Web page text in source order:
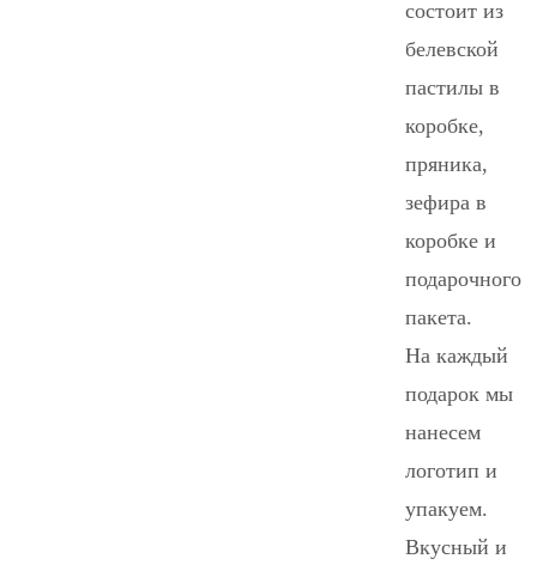
состоит из
белевской
пастилы в
коробке,
пряника,
зефира в
коробке и
подарочного
пакета.
На каждый
подарок мы
нанесем
логотип и
упакуем.
Вкусный и